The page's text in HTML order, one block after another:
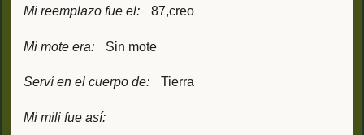
Mi reemplazo fue el: 87,creo
Mi mote era: Sin mote
Serví en el cuerpo de: Tierra
Mi mili fue así: